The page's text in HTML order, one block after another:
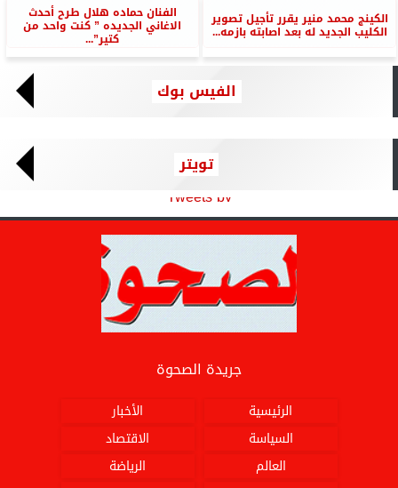
الكينج محمد منير يقرر تأجيل تصوير
الكليب الجديد له بعد اصابته بازمه...
الفنان حماده هلال طرح أحدث
الاغاني الجديده ” كنت واحد من
كتير”...
الفيس بوك
تويتر
Tweets by
جريدة الصحوة
الرئيسية
الأخبار
السياسة
الاقتصاد
العالم
الرياضة